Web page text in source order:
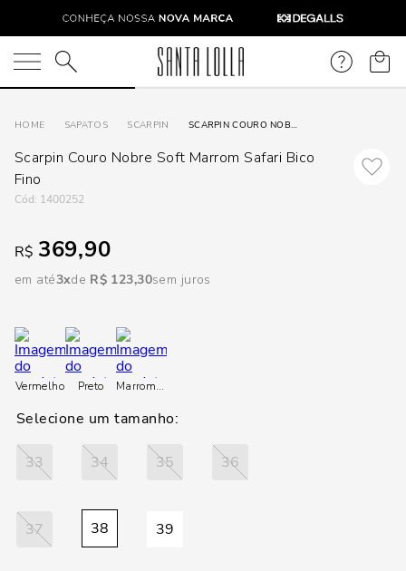
O que você está procurando?
SAPATOS SCARPIN SCARPIN COURO NOBRE SOFT MARROM SAFARI BICO FINO
Scarpin Couro Nobre Soft Marrom Safari Bico
Fino
: 1400252
R$ 369,90
em até3 R$ 123,30sem juros
Vermelho Preto Marrom
Marrom
33 34 35 36
37 38 39